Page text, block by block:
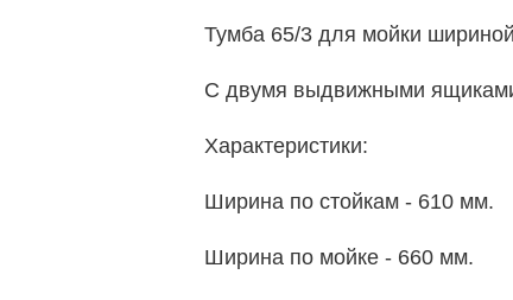
Тумба 65/3 для мойки
С двумя выдвижными
Характеристики:
Ширина по стойкам - 610 мм.
Ширина по мойке - 660 мм.